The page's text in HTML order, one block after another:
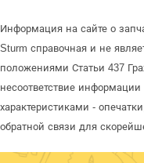
Информация на сайте о
Sturm справочная и не
положениями Статьи 437
несоответствие
характеристиками -
обратной связи для